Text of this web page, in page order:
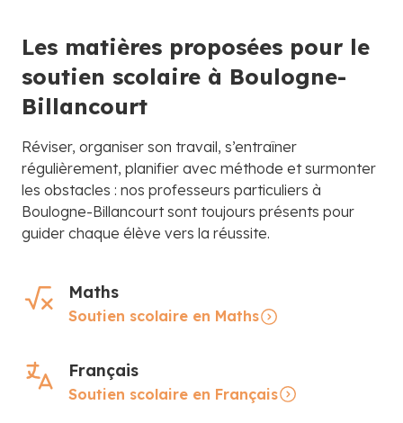
Les matières proposées pour le
soutien scolaire à Boulogne-
Billancourt
Réviser, organiser son travail, s’entraîner
régulièrement, planifier avec méthode et surmonter
les obstacles : nos professeurs particuliers à
Boulogne-Billancourt sont toujours présents pour
guider chaque élève vers la réussite.
Maths
Soutien scolaire en Maths
Français
Soutien scolaire en Français